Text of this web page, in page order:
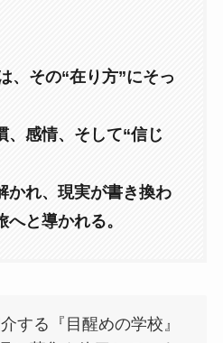
、その“在り方”にそっ
、感情、そして“信じ
かれ、現実が書き換わ
と導かれる。
する『目醒めの学校』